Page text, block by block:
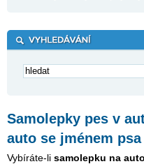
Samolepky pes v
auto se jménem psa
Vybíráte-li samolepku na